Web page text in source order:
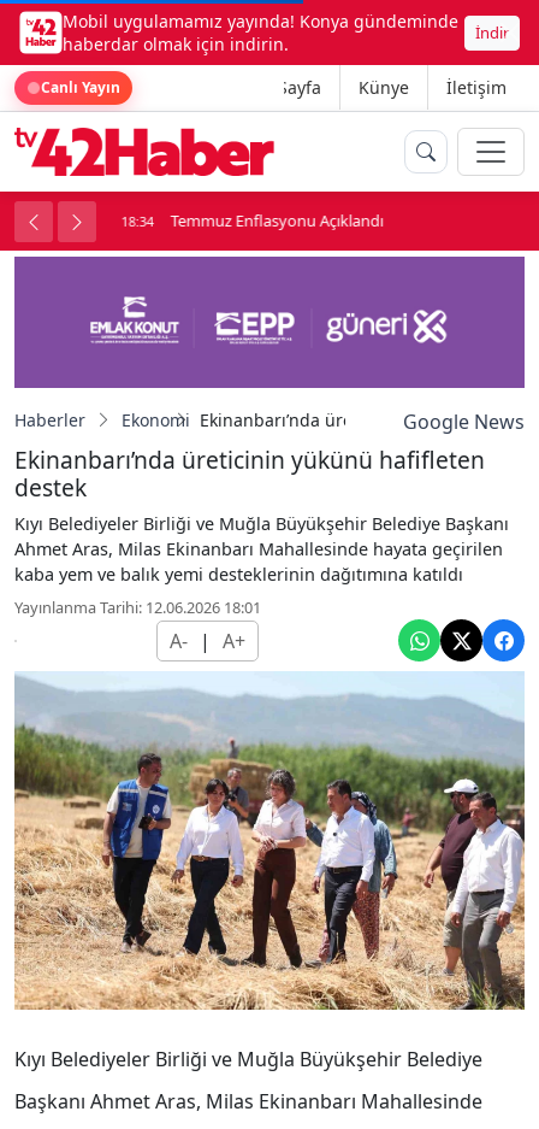
Mobil uygulamamız yayında! Konya gündeminde
haberdar olmak için indirin.
İndir
Canlı Yayın Ana Sayfa Künye İletişim
18:34 Temmuz Enflasyonu Açıklandı
Haberler Ekonomi Ekinanbarı’nda üreticinin yükünü
Google News
Ekinanbarı’nda üreticinin yükünü hafifleten
destek
Kıyı Belediyeler Birliği ve Muğla Büyükşehir Belediye Başkanı
Ahmet Aras, Milas Ekinanbarı Mahallesinde hayata geçirilen
kaba yem ve balık yemi desteklerinin dağıtımına katıldı
Yayınlanma Tarihi: 12.06.2026 18:01
A- | A+
Kıyı Belediyeler Birliği ve Muğla Büyükşehir Belediye
Başkanı Ahmet Aras, Milas Ekinanbarı Mahallesinde